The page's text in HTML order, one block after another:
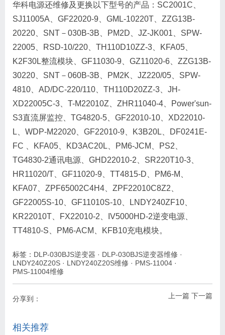
华科电源还维修及更换以下型号的产品：SC2001C、
SJ11005A、GF22020-9、GML-10220T、ZZG13B-
20220、SNT－030B-3B、PM2D、JZ-JK001、SPW-
22005、RSD-10/220、TH110D10ZZ-3、KFA05、
K2F30L整流模块、GF11030-9、GZ11020-6、ZZG13B-
30220、SNT－060B-3B、PM2K、JZ220/05、SPW-
4810、AD/DC-220/110、TH110D20ZZ-3、JH-
XD22005C-3、T-M22010Z、ZHR11040-4、Power'sun-
S3直流屏监控、TG4820-5、GF22010-10、XD22010-
L、WDP-M22020、GF22010-9、K3B20L、DF0241E-
FC 、KFA05、KD3AC20L、PM6-JCM、PS2、
TG4830-2通讯电源、GHD22010-2、SR220T10-3、
HR11020/T、GF11020-9、TT4815-D、PM6-M、
KFA07、ZPF65002C4H4、ZPF22010C8Z2、
GF22005S-10、GF11010S-10、LNDY240ZF10、
KR22010T、FX22010-2、IV5000HD-2逆变电源、
TT4810-S、PM6-ACM、KFB10充电模块。
标签： DLP-030BJS逆变器 · DLP-030BJS逆变器维修 ·
LNDY240Z20S · LNDY240Z20S维修 · PMS-11004 ·
PMS-11004维修
上一篇 下一篇
分享到：
相关推荐